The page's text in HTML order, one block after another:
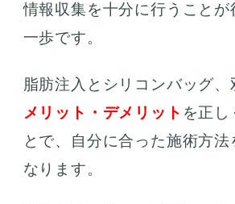
情報収集を十分に行うことが
一歩です。
脂肪注入とシリコンバッグ、
メリット・デメリット を正し
とで、自分に合った施術方法
なります。